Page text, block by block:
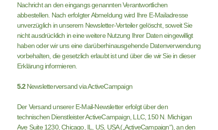
Nachricht an den eingangs genannten Verantwortlichen
abbestellen. Nach erfolgter Abmeldung wird Ihre E-Mailadresse
unverzüglich in unserem Newsletter-Verteiler gelöscht, soweit Sie
nicht ausdrücklich in eine weitere Nutzung Ihrer Daten eingewilligt
haben oder wir uns eine darüberhinausgehende Datenverwendung
vorbehalten, die gesetzlich erlaubt ist und über die wir Sie in dieser
Erklärung informieren.
5.2Newsletterversand via ActiveCampaign
Der Versand unserer E-Mail-Newsletter erfolgt über den
technischen Dienstleister ActiveCampaign, LLC, 150 N. Michigan
Ave Suite 1230, Chicago, IL, US, USA („ActiveCampaign“), an den